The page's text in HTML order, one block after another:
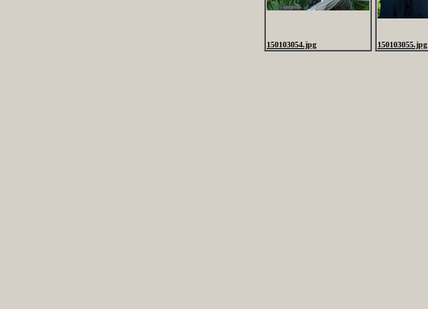
150103054.jpg 150103055.jpg